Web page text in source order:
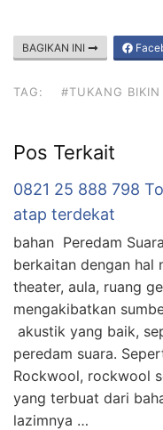
BAGIKAN INI
TAG: #TUKANG
Pos Terkait
0821 25 888 798
atap terdekat
bahan Peredam
berkaitan dengan hal
theater, aula, ruang
mengakibatkan
akustik yang baik,
peredam suara.
Rockwool, rockwool
yang terbuat dari
lazimnya …